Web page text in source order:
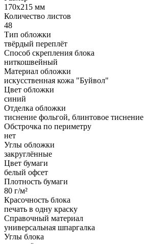
170x215 мм
Количество листов
48
Тип обложки
твёрдый переплёт
Способ скрепления блока
ниткошвейный
Материал обложки
искусственная кожа "Буйвол"
Цвет обложки
синий
Отделка обложки
тиснение фольгой, блинтовое тиснение
Обстрочка по периметру
нет
Углы обложки
закруглённые
Цвет бумаги
белый офсет
Плотность бумаги
80 г/м²
Красочность блока
печать в одну краску
Справочный материал
универсальная шпаргалка
Углы блока